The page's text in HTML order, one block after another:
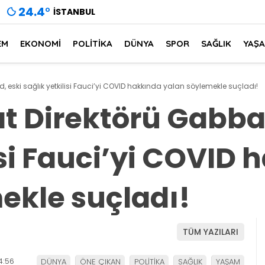
24.4° İSTANBUL
EKONOMİ POLİTİKA DÜNYA SPOR SAĞLIK
eski sağlık yetkilisi Fauci’yi COVID hakkında yalan söylemekle suçladı!
Direktörü
Fauci’yi COVID
suçladı!
TÜM YAZILARI
DÜNYA ÖNE ÇIKAN POLİTİKA SAĞLIK YAŞAM